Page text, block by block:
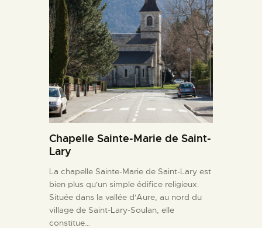
Chapelle Sainte-Marie de Saint-
Lary
La chapelle Sainte-Marie de Saint-Lary est
bien plus qu'un simple édifice religieux.
Située dans la vallée d'Aure, au nord du
village de Saint-Lary-Soulan, elle
constitue…